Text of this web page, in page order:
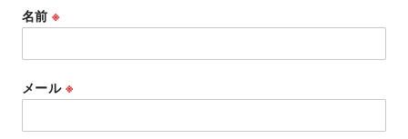
名前※
メール ※